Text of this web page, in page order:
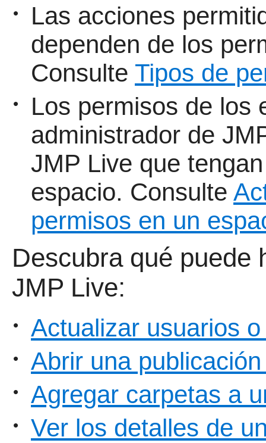
•
Las acciones
dependen de los
Consulte Tipos de
•
Los permisos de los
administrador de
JMP Live que
espacio. Consulte
permisos en un
Descubra qué puede
JMP Live:
• Actualizar usuarios
• Abrir una
• Agregar carpetas a
• Ver los detalles de